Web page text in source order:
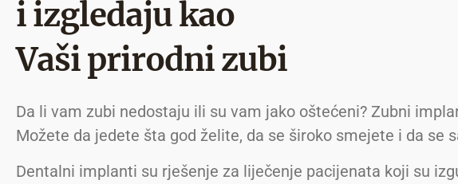
i izgledaju kao
Vaši prirodni zubi
Da li vam zubi nedostaju ili su vam jako oštećeni? Zubni
Možete da jedete šta god želite, da se široko smejete i da se
Dentalni implanti su rješenje za liječenje pacijenata koji su